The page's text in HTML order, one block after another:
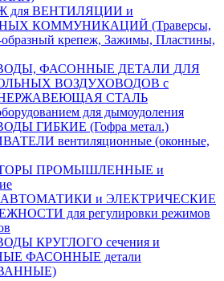
для ВЕНТИЛЯЦИИ и
КОММУНИКАЦИЙ (Траверсы,
крепеж, Зажимы, Пластины,
ФАСОННЫЕ ДЕТАЛИ ДЛЯ
ВОЗДУХОВОДОВ с
НЕРЖАВЕЮЩАЯ СТАЛЬ
для дымоудоления
ГИБКИЕ (Гофра метал.)
вентиляционные (оконные,
ПРОМЫШЛЕННЫЕ и
и ЭЛЕКТРИЧЕСКИЕ
для регулировки режимов
КРУГЛОГО сечения и
ФАСОННЫЕ детали